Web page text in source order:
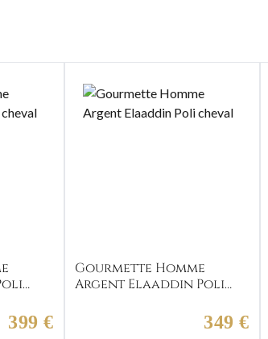
399 €
Gourmette Homme
Argent Elaaddin Poli
349 €